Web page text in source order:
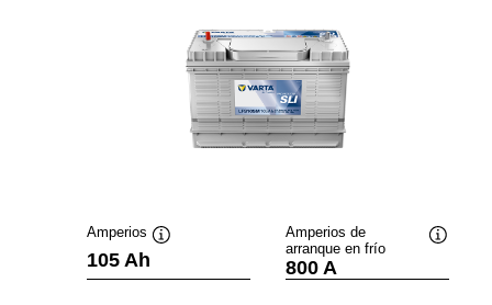
Amperios
105 Ah
Amperios de
arranque en frío
800 A